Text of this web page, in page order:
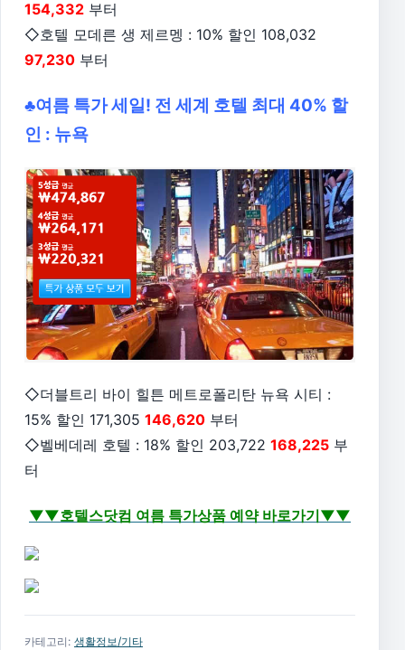
154,332 부터
◇호텔 모데른 생 제르멩 : 10% 할인 108,032
97,230 부터
♣여름 특가 세일! 전 세계 호텔 최대 40% 할
인 : 뉴욕
◇더블트리 바이 힐튼 메트로폴리탄 뉴욕 시티 :
15% 할인 171,305 146,620 부터
◇벨베데레 호텔 : 18% 할인 203,722 168,225 부
터
▼▼호텔스닷컴 여름 특가상품 예약 바로가기▼▼
카테고리: 생활정보/기타